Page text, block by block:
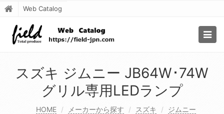
Web Catalog
スズキ ジムニー JB64W･74W
グリル専用LEDランプ
HOME メーカーから探す スズキ
ジムニー